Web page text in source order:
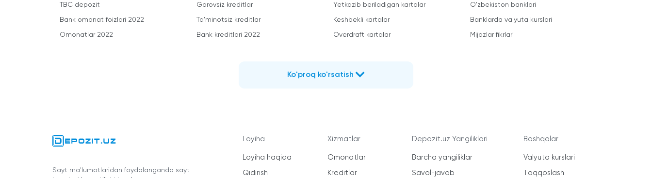
TBC depozit
Bank omonat foizlari 2022
Omonatlar 2022
Garovsiz kreditlar
Ta'minotsiz kreditlar
Bank kreditlari 2022
Yetkazib beriladigan kartalar
Keshbekli kartalar
Overdraft kartalar
O'zbekiston banklari
Banklarda valyuta kurslari
Mijozlar fikrlari
Ko'proq ko'rsatish
Sayt ma'lumotlaridan foydalanganda sayt
Loyiha
Loyiha haqida
Qidirish
Xizmatlar
Omonatlar
Kreditlar
Depozit.uz Yangiliklari
Barcha yangiliklar
Savol-javob
Boshqalar
Valyuta kurslari
Taqqoslash